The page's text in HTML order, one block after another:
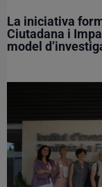
La iniciativa
Ciutadana i
model